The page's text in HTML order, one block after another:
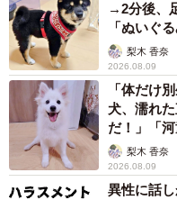
造学校」の学則や設立認
は日本初とされ、杜氏個
術の水準の底上げにつな
備中杜氏が県内外の蔵で
技術も高める機会も多か
最優等カップは銀製で、
ボンからは、1909年の初
が伝わってくる。
→2分後、
「ぬいぐ
梨木 香奈
2026.08.09
「体だけ
犬、濡れ
だ！」「
梨木 香奈
2026.08.09
異性に話